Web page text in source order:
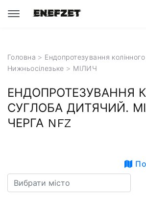
Головна > Ендопротезування
Нижньосілезьке > МІЛИЧ
ЕНДОПРОТЕЗУВАННЯ
СУГЛОБА ДИТЯЧИЙ.
ЧЕРГА NFZ